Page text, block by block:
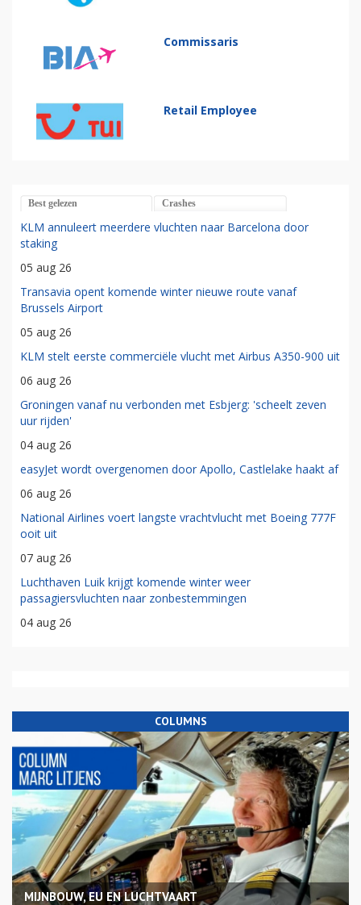
Commissaris
Retail Employee
Best gelezen Crashes
KLM annuleert meerdere vluchten naar Barcelona door
staking
05 aug 26
Transavia opent komende winter nieuwe route vanaf
Brussels Airport
05 aug 26
KLM stelt eerste commerciële vlucht met Airbus A350-900 uit
06 aug 26
Groningen vanaf nu verbonden met Esbjerg: 'scheelt zeven
uur rijden'
04 aug 26
easyJet wordt overgenomen door Apollo, Castlelake haakt af
06 aug 26
National Airlines voert langste vrachtvlucht met Boeing 777F
ooit uit
07 aug 26
Luchthaven Luik krijgt komende winter weer
passagiersvluchten naar zonbestemmingen
04 aug 26
COLUMNS
MIJNBOUW, EU EN LUCHTVAART